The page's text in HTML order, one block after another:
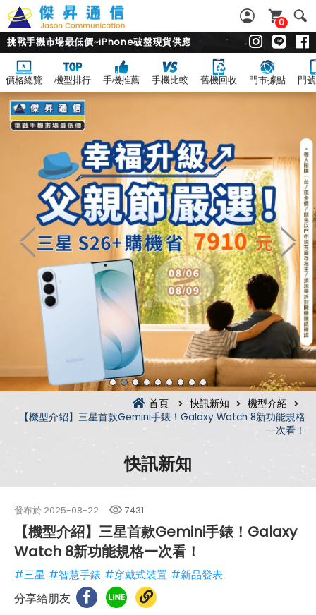
0
挑戰手機市場最低價~iPhone破盤現貨供應
價格總覽 機型排行 手機推薦 手機比較 舊機回收 門市據點 門
首頁 快訊新知
機型介紹
【機型介紹】三星首款Gemini手錶！Galaxy Watch 8新功能規格
一次看！
快訊新知
發布於 2025-08-22 7431
【機型介紹】三星首款Gemini手錶！Galaxy
Watch 8新功能規格一次看！
#三星 #智慧手錶 #穿戴式裝置 #新品發表
分享給朋友